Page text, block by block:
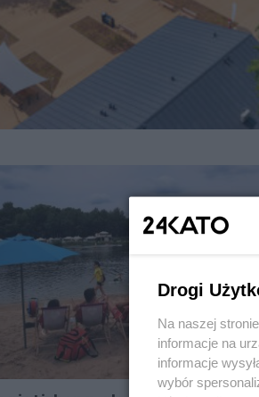
Drogi
Na naszej
informacje na
informacje
wybór